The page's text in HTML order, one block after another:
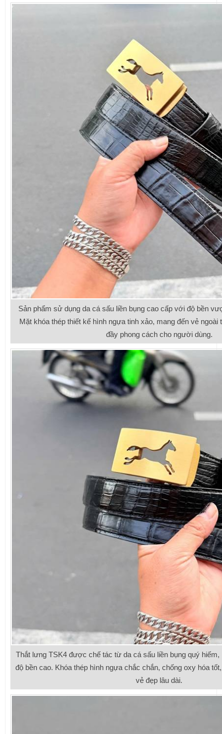
Sản phẩm sử dụng da cá sấu liền bụng cao cấp với độ bền
Mặt khóa thép thiết kế hình ngựa tinh xảo, mang đến vẻ ngoài
đầy phong cách cho người dùng.
Thắt lưng TSK4 được chế tác từ da cá sấu liền bụng quý
độ bền cao. Khóa thép hình ngựa chắc chắn, chống oxy hóa
vẻ đẹp lâu dài.